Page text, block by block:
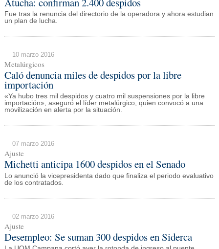
Fue tras la renuncia del directorio de la operadora y ahora estudian
un plan de lucha.
10 marzo 2016
Metalúrgicos
Caló denuncia miles de despidos por la libre
importación
«Ya hubo tres mil despidos y cuatro mil suspensiones por la libre
importación», aseguró el líder metalúrgico, quien convocó a una
movilización en alerta por la situación.
07 marzo 2016
Ajuste
Michetti anticipa 1600 despidos en el Senado
Lo anunció la vicepresidenta dado que finaliza el periodo evaluativo
de los contratados.
02 marzo 2016
Ajuste
Desempleo: Se suman 300 despidos en Siderca